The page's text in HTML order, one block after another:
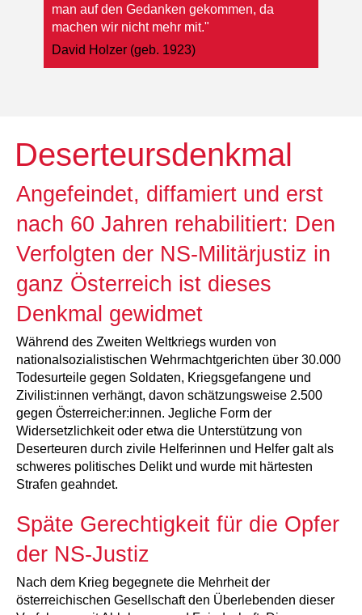
man auf den Gedanken gekommen, da
machen wir nicht mehr mit."
David Holzer (geb. 1923)
Deserteursdenkmal
Angefeindet, diffamiert und erst
nach 60 Jahren rehabilitiert: Den
Verfolgten der NS-Militärjustiz in
ganz Österreich ist dieses
Denkmal gewidmet
Während des Zweiten Weltkriegs wurden von
nationalsozialistischen Wehrmachtgerichten über 30.000
Todesurteile gegen Soldaten, Kriegsgefangene und
Zivilist:innen verhängt, davon schätzungsweise 2.500
gegen Österreicher:innen. Jegliche Form der
Widersetzlichkeit oder etwa die Unterstützung von
Deserteuren durch zivile Helferinnen und Helfer galt als
schweres politisches Delikt und wurde mit härtesten
Strafen geahndet.
Späte Gerechtigkeit für die Opfer
der NS-Justiz
Nach dem Krieg begegnete die Mehrheit der
österreichischen Gesellschaft den Überlebenden dieser